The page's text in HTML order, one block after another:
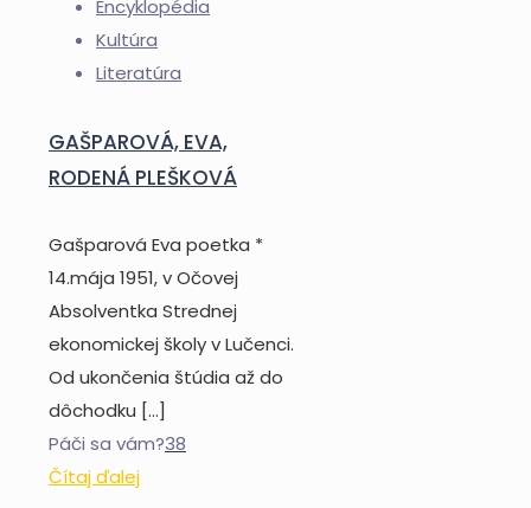
Encyklopédia
Kultúra
Literatúra
GAŠPAROVÁ, EVA,
RODENÁ PLEŠKOVÁ
Gašparová Eva poetka *
14.mája 1951, v Očovej
Absolventka Strednej
ekonomickej školy v Lučenci.
Od ukončenia štúdia až do
dôchodku […]
Páči sa vám?38
Čítaj ďalej